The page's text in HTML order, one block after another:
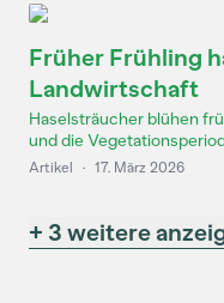
Früher Frühling
Landwirtschaft
Haselsträucher blühen
und die
Artikel · 17. März 2026
+ 3 weitere